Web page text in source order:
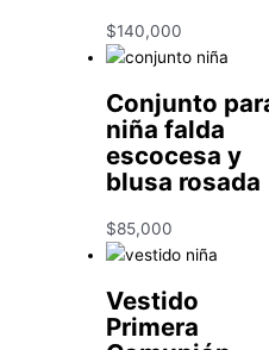
$140,000
Conjunto
niña falda
escocesa y
blusa rosada
$85,000
Vestido
Primera